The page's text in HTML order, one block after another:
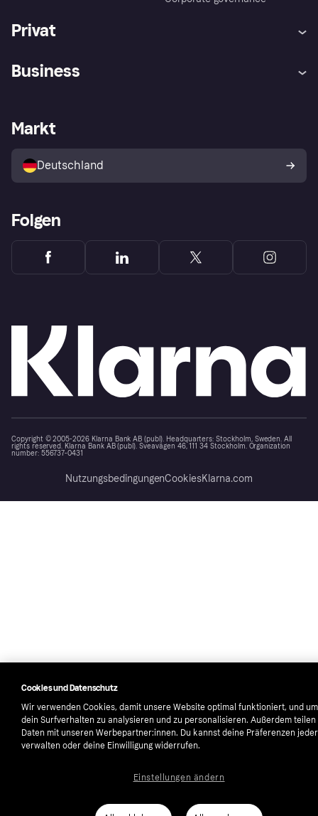
Privat
Klarna App
Shops entdecken
Käuferschutzrichtlinie
Dein Widerrufsrecht
Business
Händlerportal
Markt
Deutschland
Folgen
Copyright © 2005-2026 Klarna Bank AB (publ). Headquarters: Stockholm, Sweden. All
rights reserved. Klarna Bank AB (publ). Sveavägen 46, 111 34 Stockholm. Organization
number: 556737-0431
NutzungsbedingungenCookiesKlarna.com
Cookies und Datenschutz
Wir verwenden Cookies, damit unsere Website optimal funktioniert, und um
dein Surfverhalten zu analysieren und zu personalisieren. Außerdem teilen
Daten mit unseren Werbepartner:innen. Du kannst deine Präferenzen
verwalten oder deine Einwilligung widerrufen.
Einstellungen ändern